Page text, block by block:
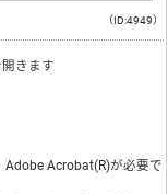
（ID:4949）
きます
Adobe Acrobat(R)が必要で